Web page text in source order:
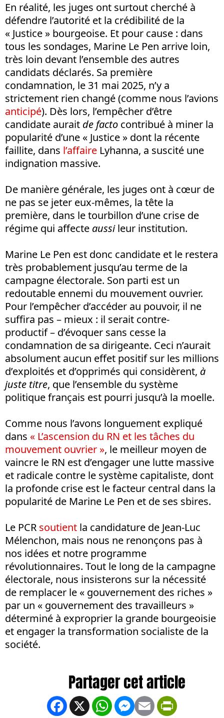
En réalité, les juges ont surtout cherché à
défendre l’autorité et la crédibilité de la
« Justice » bourgeoise. Et pour cause : dans
tous les sondages, Marine Le Pen arrive loin,
très loin devant l’ensemble des autres
candidats déclarés. Sa première
condamnation, le 31 mai 2025, n’y a
strictement rien changé (comme nous l’avions
anticipé). Dès lors, l’empêcher d’être
candidate aurait de facto contribué à miner la
popularité d’une « Justice » dont la récente
faillite, dans l’affaire Lyhanna, a suscité une
indignation massive.
De manière générale, les juges ont à cœur de
ne pas se jeter eux-mêmes, la tête la
première, dans le tourbillon d’une crise de
régime qui affecte aussileur institution.
Marine Le Pen est donc candidate et le restera
très probablement jusqu’au terme de la
campagne électorale. Son parti est un
redoutable ennemi du mouvement ouvrier.
Pour l’empêcher d’accéder au pouvoir, il ne
suffira pas – mieux : il serait contre-
productif – d’évoquer sans cesse la
condamnation de sa dirigeante. Ceci n’aurait
absolument aucun effet positif sur les millions
d’exploités et d’opprimés qui considèrent, à
juste titre, que l’ensemble du système
politique français est pourri jusqu’à la moelle.
Comme nous l’avons longuement expliqué
dans « L’ascension du RN et les tâches du
mouvement ouvrier », le meilleur moyen de
vaincre le RN est d’engager une lutte massive
et radicale contre le système capitaliste, dont
la profonde crise est le facteur central dans la
popularité de Marine Le Pen et de ses sbires.
Le PCR soutient la candidature de Jean-Luc
Mélenchon, mais nous ne renonçons pas à
nos idées et notre programme
révolutionnaires. Tout le long de la campagne
électorale, nous insisterons sur la nécessité
de remplacer le « gouvernement des riches »
par un « gouvernement des travailleurs »
déterminé à exproprier la grande bourgeoisie
et engager la transformation socialiste de la
société.
Facebook
X WhatsApp
Messenger
Email